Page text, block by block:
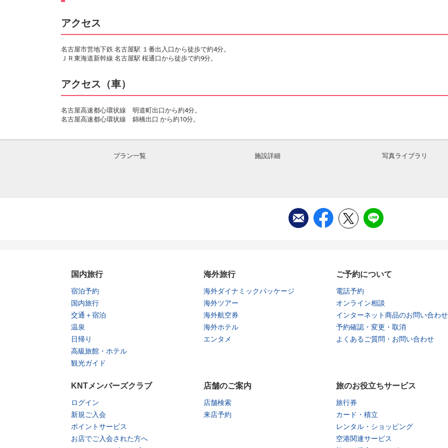
アクセス
名古屋市営地下鉄 名古屋駅 １番出入口から徒歩で約4分。
ＪＲ東海道新幹線 名古屋駅 桜通口から徒歩で約9分。
アクセス（車）
名古屋高速都心環状線 明道町出口から約4分。
名古屋高速都心環状線 錦橋出口 から約10分。
プラン一覧 施設詳細 写真ライブラリ
国内旅行
宿泊予約
国内旅行
交通＋宿泊
温泉
日帰り
高級旅館・ホテル
観光ガイド
海外旅行
海外ダイナミックパッケージ
海外ツアー
海外航空券
海外ホテル
エンタメ
ご予約について
電話予約
オンライン相談
インターネット商品のお問い合わせ
予約確認・変更・取消
よくあるご質問・お問い合わせ
KNTメンバーズクラブ
ログイン
新規ご入会
ポイントサービス
お店でご入会された方へ
店舗のご案内
店舗検索
来店予約
旅のお役立ちサービス
旅行券
カード・積立
レンタル・ショッピング
空港関連サービス